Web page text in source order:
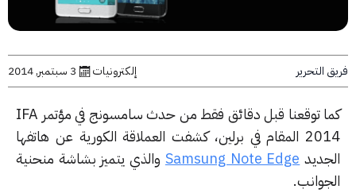
إلكترونيات 3 سبتمبر, 2014
كما توقعنا قبل دقائق فقط من حدث سامسونج في مؤتمر IFA
2014 المقام في برلين، كشفت العملاقة الكورية عن هاتفها
Samsung Note Edgeوالذي يتميز بشاشة منحنية